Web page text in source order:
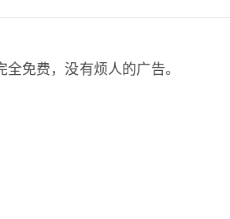
免费，没有烦人的广告。